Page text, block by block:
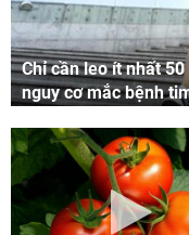
Chỉ cần leo ít nhất
nguy cơ mắc bệnh